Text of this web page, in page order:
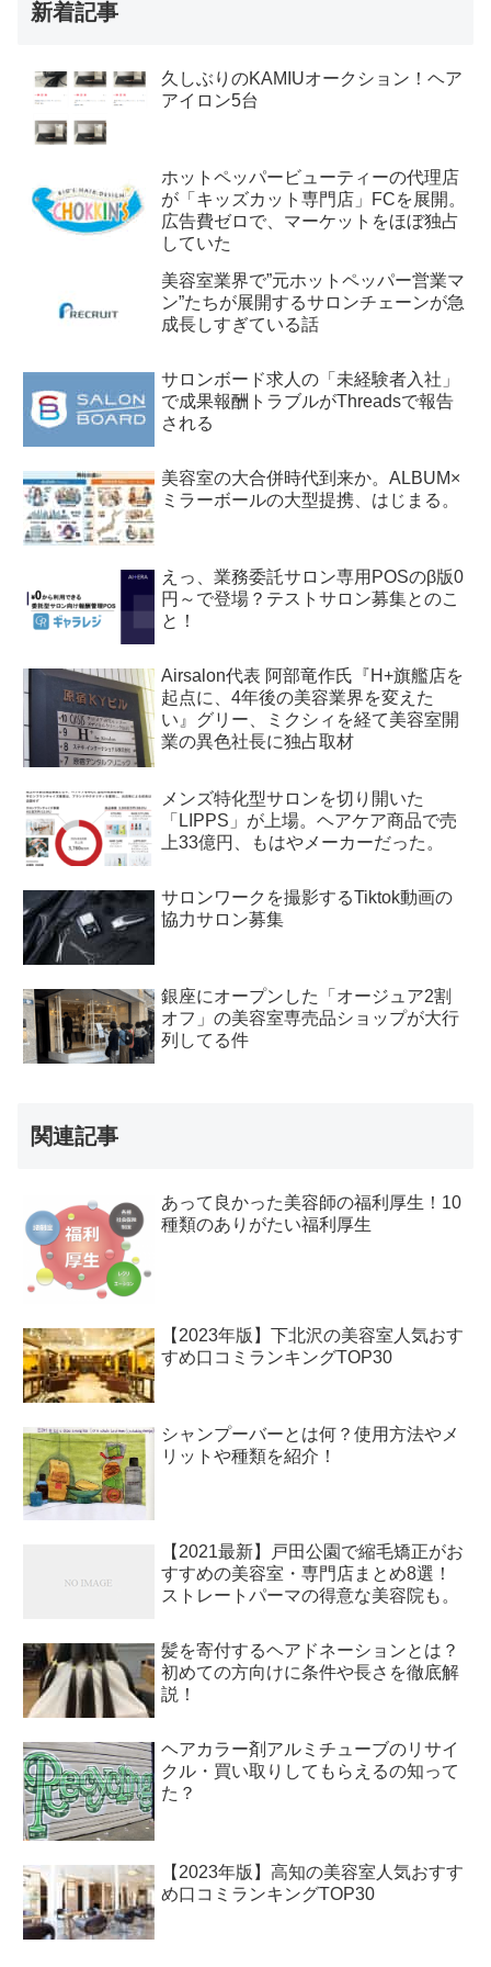
新着記事
久しぶりのKAMIUオークション！ヘア
アイロン5台
ホットペッパービューティーの代理店
が「キッズカット専門店」FCを展開。
広告費ゼロで、マーケットをほぼ独占
していた
美容室業界で”元ホットペッパー営業マ
ン”たちが展開するサロンチェーンが急
成長しすぎている話
サロンボード求人の「未経験者入社」
で成果報酬トラブルがThreadsで報告
される
美容室の大合併時代到来か。ALBUM×
ミラーボールの大型提携、はじまる。
えっ、業務委託サロン専用POSのβ版0
円～で登場？テストサロン募集とのこ
と！
Airsalon代表 阿部竜作氏『H+旗艦店を
起点に、4年後の美容業界を変えた
い』グリー、ミクシィを経て美容室開
業の異色社長に独占取材
メンズ特化型サロンを切り開いた
「LIPPS」が上場。ヘアケア商品で売
上33億円、もはやメーカーだった。
サロンワークを撮影するTiktok動画の
協力サロン募集
銀座にオープンした「オージュア2割
オフ」の美容室専売品ショップが大行
列してる件
関連記事
あって良かった美容師の福利厚生！10
種類のありがたい福利厚生
【2023年版】下北沢の美容室人気おす
すめ口コミランキングTOP30
シャンプーバーとは何？使用方法やメ
リットや種類を紹介！
【2021最新】戸田公園で縮毛矯正がお
すすめの美容室・専門店まとめ8選！
ストレートパーマの得意な美容院も。
髪を寄付するヘアドネーションとは？
初めての方向けに条件や長さを徹底解
説！
ヘアカラー剤アルミチューブのリサイ
クル・買い取りしてもらえるの知って
た？
【2023年版】高知の美容室人気おすす
め口コミランキングTOP30